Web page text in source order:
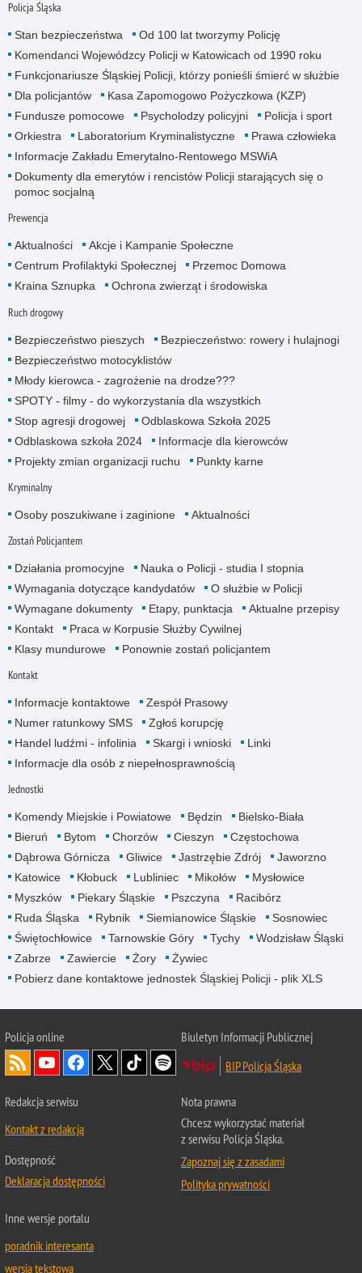
Policja Śląska
Stan bezpieczeństwa
Od 100 lat tworzymy Policję
Komendanci Wojewódzcy Policji w Katowicach od 1990 roku
Funkcjonariusze Śląskiej Policji, którzy ponieśli śmierć w służbie
Dla policjantów
Kasa Zapomogowo Pożyczkowa (KZP)
Fundusze pomocowe
Psycholodzy policyjni
Policja i sport
Orkiestra
Laboratorium Kryminalistyczne
Prawa człowieka
Informacje Zakładu Emerytalno-Rentowego MSWiA
Dokumenty dla emerytów i rencistów Policji starających się o
pomoc socjalną
Prewencja
Aktualności
Akcje i Kampanie Społeczne
Centrum Profilaktyki Społecznej
Przemoc Domowa
Kraina Sznupka
Ochrona zwierząt i środowiska
Ruch drogowy
Bezpieczeństwo pieszych
Bezpieczeństwo: rowery i hulajnogi
Bezpieczeństwo motocyklistów
Młody kierowca - zagrożenie na drodze???
SPOTY - filmy - do wykorzystania dla wszystkich
Stop agresji drogowej
Odblaskowa Szkoła 2025
Odblaskowa szkoła 2024
Informacje dla kierowców
Projekty zmian organizacji ruchu
Punkty karne
Kryminalny
Osoby poszukiwane i zaginione Aktualności
Zostań Policjantem
Działania promocyjne
Nauka o Policji - studia I stopnia
Wymagania dotyczące kandydatów
O służbie w Policji
Wymagane dokumenty
Etapy, punktacja
Aktualne przepisy
Kontakt
Praca w Korpusie Służby Cywilnej
Klasy mundurowe
Ponownie zostań policjantem
Kontakt
Informacje kontaktowe
Zespół Prasowy
Numer ratunkowy SMS
Zgłoś korupcję
Handel ludźmi - infolinia
Skargi i wnioski
Linki
Informacje dla osób z niepełnosprawnością
Jednostki
Komendy Miejskie i Powiatowe Będzin
Bielsko-Biała
Bieruń
Bytom Chorzów Cieszyn
Częstochowa
Dąbrowa Górnicza
Gliwice Jastrzębie Zdrój
Jaworzno
Katowice
Kłobuck Lubliniec Mikołów
Mysłowice
Myszków
Piekary Śląskie Pszczyna
Racibórz
Ruda Śląska
Rybnik Siemianowice Śląskie
Sosnowiec
Świętochłowice
Tarnowskie Góry Tychy
Wodzisław Śląski
Zabrze
Zawiercie Żory
Żywiec
Pobierz dane kontaktowe jednostek Śląskiej Policji - plik XLS
Policja online
Biuletyn Informacji Publicznej
BIP Policja Śląska
Redakcja serwisu
Kontakt z redakcją
Dostępność
Deklaracja dostępności
Nota prawna
Chcesz wykorzystać materiał
z serwisu Policja Śląska.
Zapoznaj się z zasadami
Polityka prywatności
Inne wersje portalu
poradnik interesanta
wersja tekstowa